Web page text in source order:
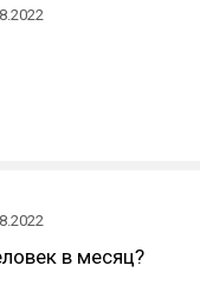
в месяц?